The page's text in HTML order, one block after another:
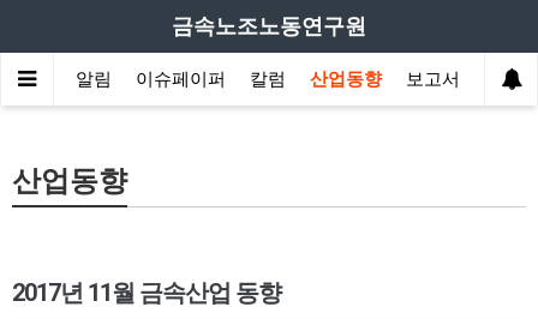
금속노조노동연구원
소개 알림 이슈페이퍼 칼럼 산업동향 보고서
산업동향
2017년 11월 금속산업 동향